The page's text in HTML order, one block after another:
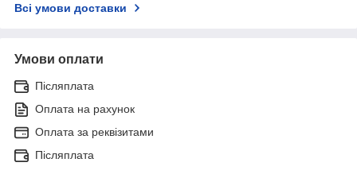
Всі умови доставки
Умови оплати
Післяплата
Оплата на рахунок
Оплата за реквізитами
Післяплата